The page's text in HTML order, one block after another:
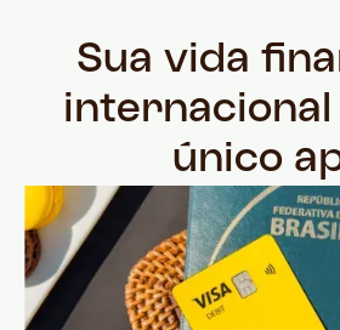
Sua vida
internacional
único